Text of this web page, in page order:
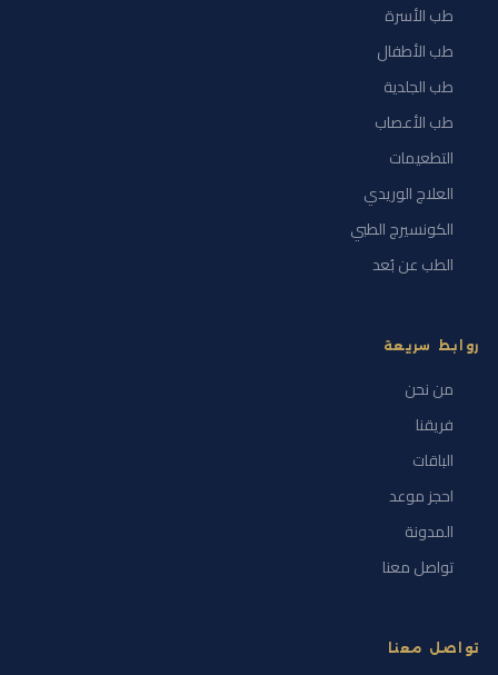
طب الأسرة
طب الأطفال
طب الجلدية
طب الأعصاب
التطعيمات
العلاج الوريدي
الكونسيرج الطبي
الطب عن بُعد
روابط سريعة
من نحن
فريقنا
الباقات
احجز موعد
المدونة
تواصل معنا
تواصل معنا